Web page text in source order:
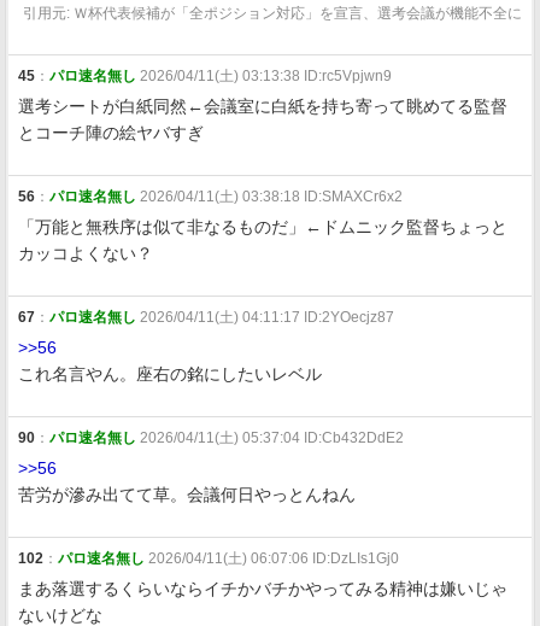
引用元: Ｗ杯代表候補が「全ポジション対応」を宣言、選考会議が機能不全に
45 ： パロ速名無し 2026/04/11(土) 03:13:38 ID:rc5Vpjwn9
選考シートが白紙同然←会議室に白紙を持ち寄って眺めてる監督
とコーチ陣の絵ヤバすぎ
56 ： パロ速名無し 2026/04/11(土) 03:38:18 ID:SMAXCr6x2
「万能と無秩序は似て非なるものだ」←ドムニック監督ちょっと
カッコよくない？
67 ： パロ速名無し 2026/04/11(土) 04:11:17 ID:2YOecjz87
>>56
これ名言やん。座右の銘にしたいレベル
90 ： パロ速名無し 2026/04/11(土) 05:37:04 ID:Cb432DdE2
>>56
苦労が滲み出てて草。会議何日やっとんねん
102 ： パロ速名無し 2026/04/11(土) 06:07:06 ID:DzLIs1Gj0
まあ落選するくらいならイチかバチかやってみる精神は嫌いじゃ
ないけどな